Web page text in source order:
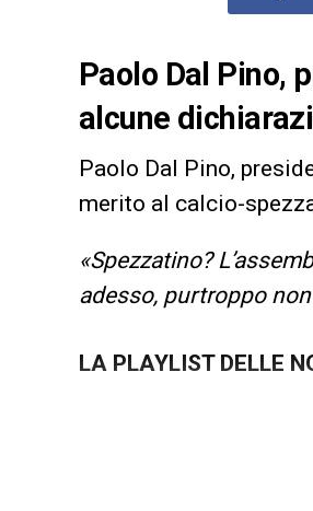
Paolo Dal Pino,
alcune
Paolo Dal Pino,
merito al calcio-
«Spezzatino?
adesso, purtroppo
LA PLAYLIST DELLE